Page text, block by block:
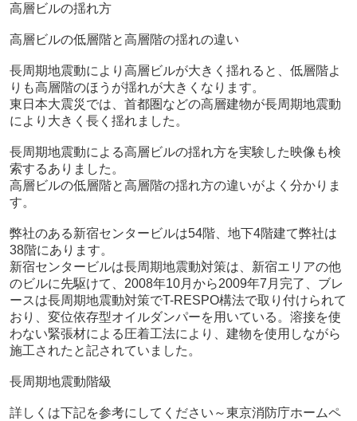
高層ビルの揺れ方
高層ビルの低層階と高層階の揺れの違い
長周期地震動により高層ビルが大きく揺れると、低層階よ
りも高層階のほうが揺れが大きくなります。
東日本大震災では、首都圏などの高層建物が長周期地震動
により大きく長く揺れました。
長周期地震動による高層ビルの揺れ方を実験した映像も検
索するありました。
高層ビルの低層階と高層階の揺れ方の違いがよく分かりま
す。
弊社のある新宿センタービルは54階、地下4階建て弊社は
38階にあります。
新宿センタービルは長周期地震動対策は、新宿エリアの他
のビルに先駆けて、2008年10月から2009年7月完了、ブレ
ースは長周期地震動対策でT-RESPO構法で取り付けられて
おり、変位依存型オイルダンパーを用いている。溶接を使
わない緊張材による圧着工法により、建物を使用しながら
施工されたと記されていました。
長周期地震動階級
詳しくは下記を参考にしてください～東京消防庁ホームペ